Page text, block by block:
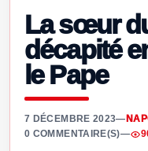
La sœur
décapité
le Pape
7 DÉCEMBRE 2023—
0 COMMENTAIRE(S)—